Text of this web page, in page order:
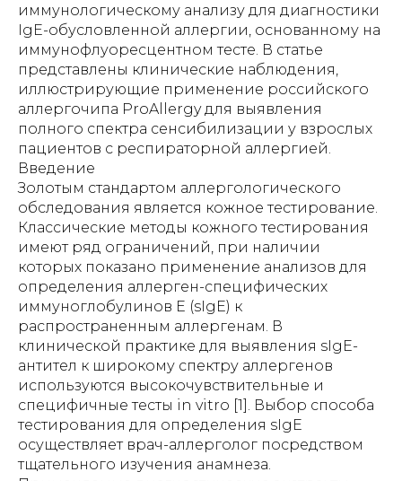
иммунологическому анализу для диагностики
IgE-обусловленной аллергии, основанному на
иммунофлуоресцентном тесте. В статье
представлены клинические наблюдения,
иллюстрирующие применение российского
аллергочипа ProAllergy для выявления
полного спектра сенсибилизации у взрослых
пациентов с респираторной аллергией.
Введение
Золотым стандартом аллергологического
обследования является кожное тестирование.
Классические методы кожного тестирования
имеют ряд ограничений, при наличии
которых показано применение анализов для
определения аллерген-специфических
иммуноглобулинов E (sIgE) к
распространенным аллергенам. В
клинической практике для выявления sIgE-
антител к широкому спектру аллергенов
используются высокочувствительные и
специфичные тесты in vitro [1]. Выбор способа
тестирования для определения sIgE
осуществляет врач-аллерголог посредством
тщательного изучения анамнеза.